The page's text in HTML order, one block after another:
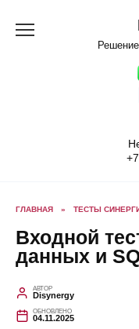
содержанию
ГЛАВНАЯ » ТЕСТЫ
Входной
данных и
АВТОР
Disynergy
ОБНОВЛЕНО
04.11.2025